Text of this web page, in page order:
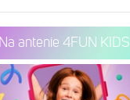
Na antenie 4FUN KIDS